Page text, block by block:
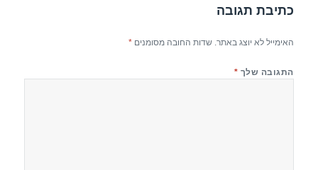
כתיבת תגובה
האימייל לא יוצג באתר. שדות החובה מסומנים*
התגובה שלך *